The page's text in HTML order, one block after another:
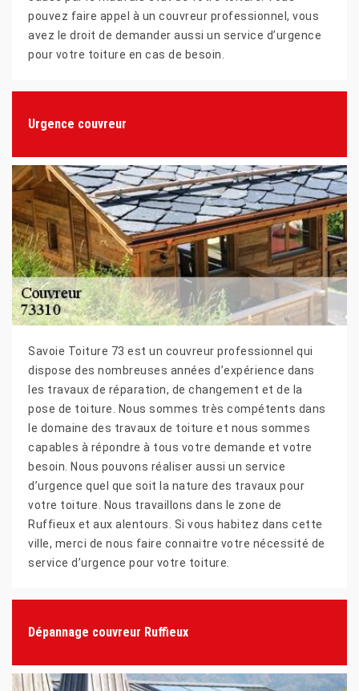
pouvez faire appel à un couvreur professionnel, vous
avez le droit de demander aussi un service d’urgence
pour votre toiture en cas de besoin.
Urgence couvreur
Savoie Toiture 73 est un couvreur professionnel qui
dispose des nombreuses années d’expérience dans
les travaux de réparation, de changement et de la
pose de toiture. Nous sommes très compétents dans
le domaine des travaux de toiture et nous sommes
capables à répondre à tous votre demande et votre
besoin. Nous pouvons réaliser aussi un service
d’urgence quel que soit la nature des travaux pour
votre toiture. Nous travaillons dans le zone de
Ruffieux et aux alentours. Si vous habitez dans cette
ville, merci de nous faire connaitre votre nécessité de
service d’urgence pour votre toiture.
Dépannage couvreur Ruffieux